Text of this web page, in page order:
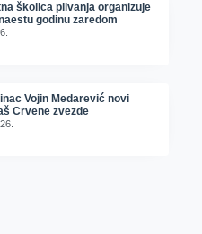
školica plivanja organizuje
godinu zaredom
Vojin Medarević novi
Crvene zvezde